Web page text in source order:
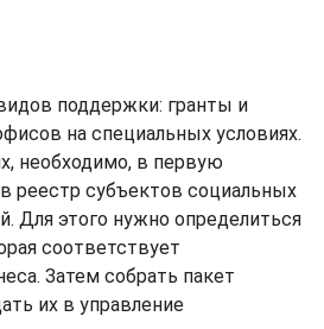
поддержки: гранты и
на специальных условиях.
необходимо, в первую
реестр субъектов социальных
Для этого нужно определиться
соответствует
Затем собрать пакет
их в управление